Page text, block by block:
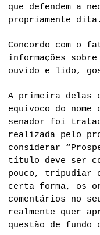
que defendem a
propriamente dita.
Concordo com o
informações
ouvido e lido,
A primeira delas
equívoco do
senador foi
realizada pelo
considerar
título deve ser
pouco, tripudiar
certa forma, os
comentários no
realmente quer
questão de fundo